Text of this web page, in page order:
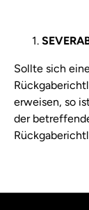
Sollte sich
erweisen, so
der